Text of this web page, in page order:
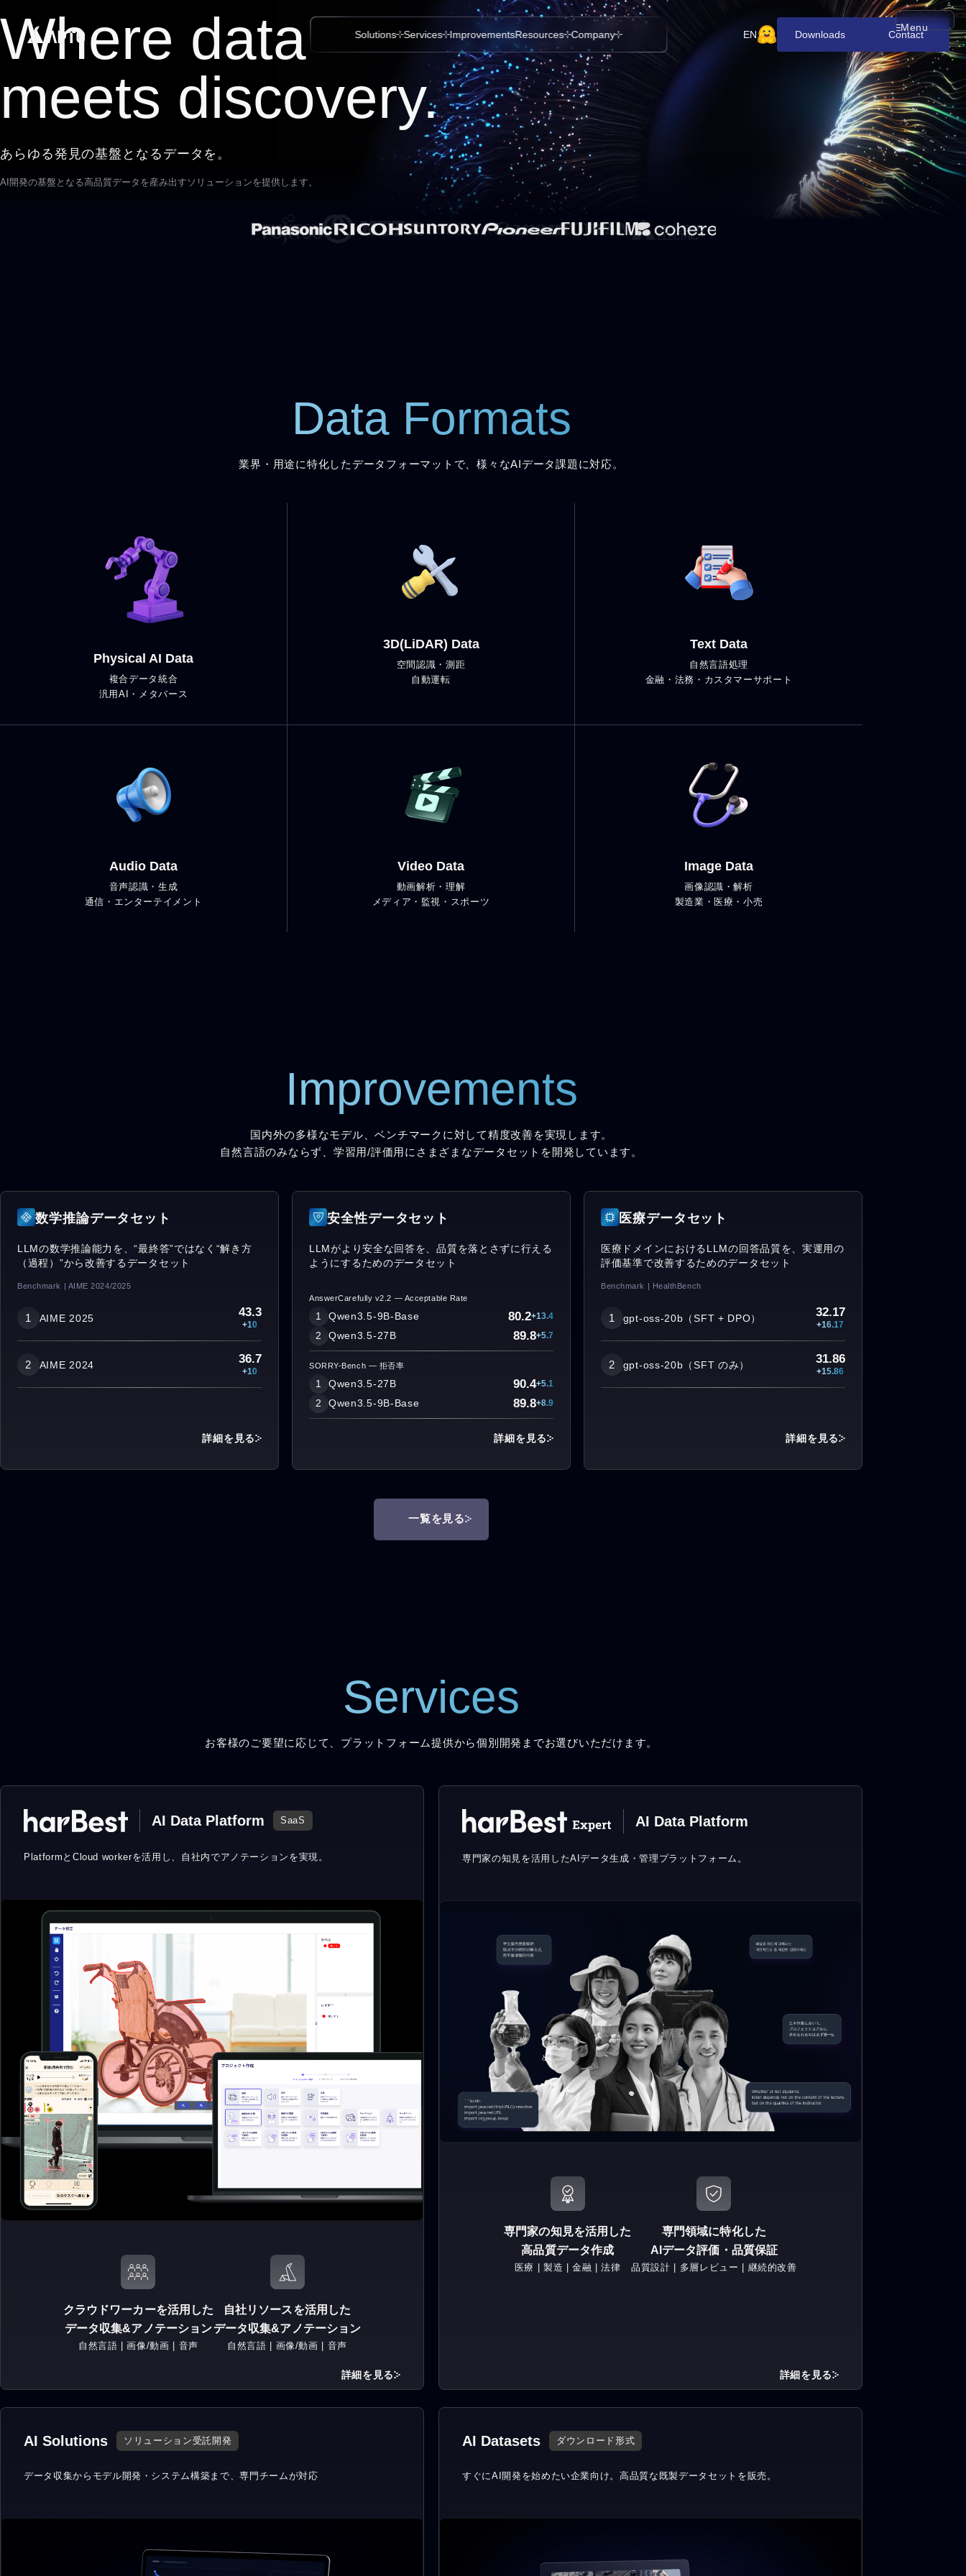
メニューを
Menu
Solutions Services ImprovementsResources Company EN Downloads Contact
Where data
meets discovery.
あらゆる発見の基盤となるデータを。
AI開発の基盤となる高品質データを産み出すソリューションを提供します。
Data Formats
業界・用途に特化したデータフォーマットで、様々なAIデータ課題に対応。
Physical AI Data
複合データ統合
汎用AI・メタバース
3D(LiDAR) Data
空間認識・測距
自動運転
Text Data
自然言語処理
金融・法務・カスタマーサポート
Audio Data
音声認識・生成
通信・エンターテイメント
Video Data
動画解析・理解
メディア・監視・スポーツ
Image Data
画像認識・解析
製造業・医療・小売
Improvements
国内外の多様なモデル、ベンチマークに対して精度改善を実現します。
自然言語のみならず、学習用/評価用にさまざまなデータセットを開発しています。
数学推論データセット
LLMの数学推論能力を、“最終答”ではなく“解き方
（過程）”から改善するデータセット
Benchmark | AIME 2024/2025
1 AIME 2025 43.3
+10
2 AIME 2024 36.7
+10
詳細を見る
安全性データセット
LLMがより安全な回答を、品質を落とさずに行える
ようにするためのデータセット
AnswerCarefully v2.2 — Acceptable Rate
1 Qwen3.5-9B-Base 80.2+13.4
2 Qwen3.5-27B 89.8+5.7
SORRY-Bench — 拒否率
1 Qwen3.5-27B 90.4+5.1
2 Qwen3.5-9B-Base 89.8+8.9
詳細を見る
医療データセット
医療ドメインにおけるLLMの回答品質を、実運用の
評価基準で改善するためのデータセット
Benchmark | HealthBench
1 gpt-oss-20b（SFT + DPO） 32.17
+16.17
2 gpt-oss-20b（SFT のみ） 31.86
+15.86
詳細を見る
一覧を見る
Services
お客様のご要望に応じて、プラットフォーム提供から個別開発までお選びいただけます。
AI Data Platform SaaS
PlatformとCloud workerを活用し、 自社内でアノテーションを実現。
クラウドワーカーを活用した
データ収集&アノテーション
自然言語 | 画像/動画 | 音声
自社リソースを活用した
データ収集&アノテーション
自然言語 | 画像/動画 | 音声
詳細を見る
AI Data Platform
専門家の知見を活用したAIデータ生成・管理プラットフォーム。
専門家の知見を活用した
高品質データ作成
医療 | 製造 | 金融 | 法律
専門領域に特化した
AIデータ評価・品質保証
品質設計 | 多層レビュー | 継続的改善
詳細を見る
AI Solutions ソリューション受託開発
データ収集からモデル開発・ システム構築まで、専門チームが対応
AI Datasets ダウンロード形式
すぐにAI開発を始めたい企業向け。高品質な既製データセットを販売。